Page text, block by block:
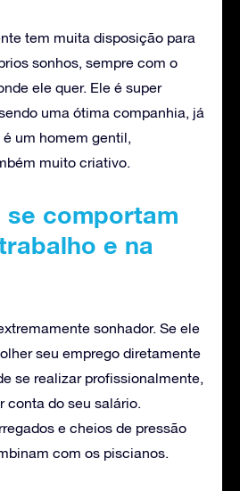
tem muita disposição para
sonhos, sempre com o
ele quer. Ele é super
uma ótima companhia, já
um homem gentil,
muito criativo.
se comportam
e na
sonhador. Se ele
seu emprego diretamente
se realizar profissionalmente,
conta do seu salário.
e cheios de pressão
com os piscianos.